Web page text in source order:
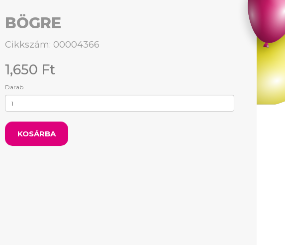
BÖGRE
Cikkszám: 00004366
1,650 Ft
Darab
KOSÁRBA